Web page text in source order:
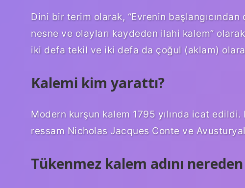
Dini bir terim olarak, “Evrenin
nesne ve olayları kaydeden ilahi kalem”
iki defa tekil ve iki defa da çoğul (aklam)
Kalemi kim yarattı?
Modern kurşun kalem 1795 yılında icat
ressam Nicholas Jacques Conte ve
Tükenmez kalem adını nereden